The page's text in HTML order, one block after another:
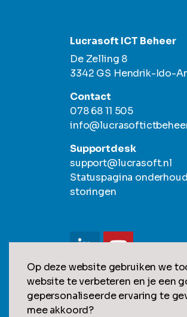
Lucrasoft ICT Beheer
De Zelling 8
3342 GS Hendrik-Ido-
Contact
078 68 11 505
Supportdesk
support@lucrasoft.nl
Statuspagina
storingen
© 2026
Op deze website gebruiken we
website te verbeteren en je een
gepersonaliseerde ervaring te
mee akkoord?